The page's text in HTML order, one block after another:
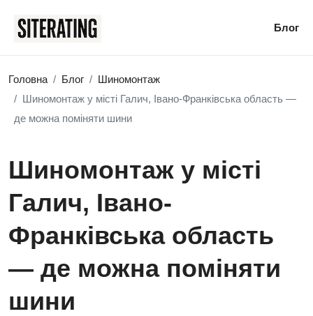
Блог
Головна Блог
Шиномонтаж
Шиномонтаж у місті Галич, Івано-Франківська область —
де можна поміняти шини
Шиномонтаж у місті
Галич, Івано-
Франківська область
— де можна поміняти
шини